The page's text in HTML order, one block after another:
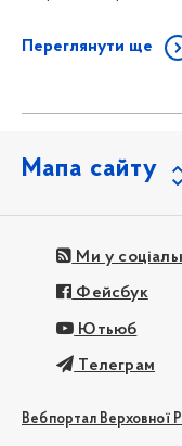
Переглянути ще
Мапа сайту
Ми у
Фейсбук
Ютьюб
Телеграм
Вебпортал Верховної